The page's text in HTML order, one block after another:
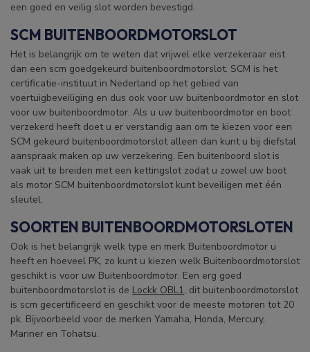
een goed en veilig slot worden bevestigd.
SCM BUITENBOORDMOTORSLOT
Het is belangrijk om te weten dat vrijwel elke verzekeraar eist
dan een scm goedgekeurd buitenboordmotorslot. SCM is het
certificatie-instituut in Nederland op het gebied van
voertuigbeveiliging en dus ook voor uw buitenboordmotor en slot
voor uw buitenboordmotor. Als u uw buitenboordmotor en boot
verzekerd heeft doet u er verstandig aan om te kiezen voor een
SCM gekeurd buitenboordmotorslot alleen dan kunt u bij diefstal
aanspraak maken op uw verzekering. Een buitenboord slot is
vaak uit te breiden met een kettingslot zodat u zowel uw boot
als motor SCM buitenboordmotorslot kunt beveiligen met één
sleutel.
SOORTEN BUITENBOORDMOTORSLOTEN
Ook is het belangrijk welk type en merk Buitenboordmotor u
heeft en hoeveel PK, zo kunt u kiezen welk Buitenboordmotorslot
geschikt is voor uw Buitenboordmotor. Een erg goed
buitenboordmotorslot is de Lockk OBL1, dit buitenboordmotorslot
is scm gecertificeerd en geschikt voor de meeste motoren tot 20
pk. Bijvoorbeeld voor de merken Yamaha, Honda, Mercury,
Mariner en Tohatsu.